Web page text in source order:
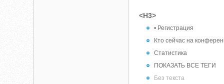
<H3>
• Регистрация
Кто сейчас на
Статистика
ПОКАЗАТЬ ВСЕ ТЕГИ
Без текста